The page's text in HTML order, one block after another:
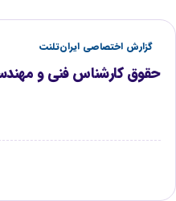
گزارش اختصاصی ایران‌تلنت
حقوق کارشناس فنی و مهندسی